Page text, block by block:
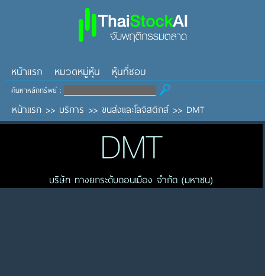
หน้าแรก หมวดหมู่หุ้น หุ้นที่ชอบ
ค้นหาหลักทรัพย์ :
หน้าแรก >> บริการ >> ขนส่งและโลจิสติกส์>> DMT
DMT
บริษัท ทางยกระดับดอนเมือง จำกัด (มหาชน)